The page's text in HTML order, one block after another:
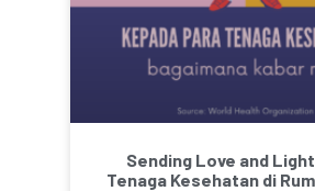
Sending Love and
Tenaga Kesehatan di